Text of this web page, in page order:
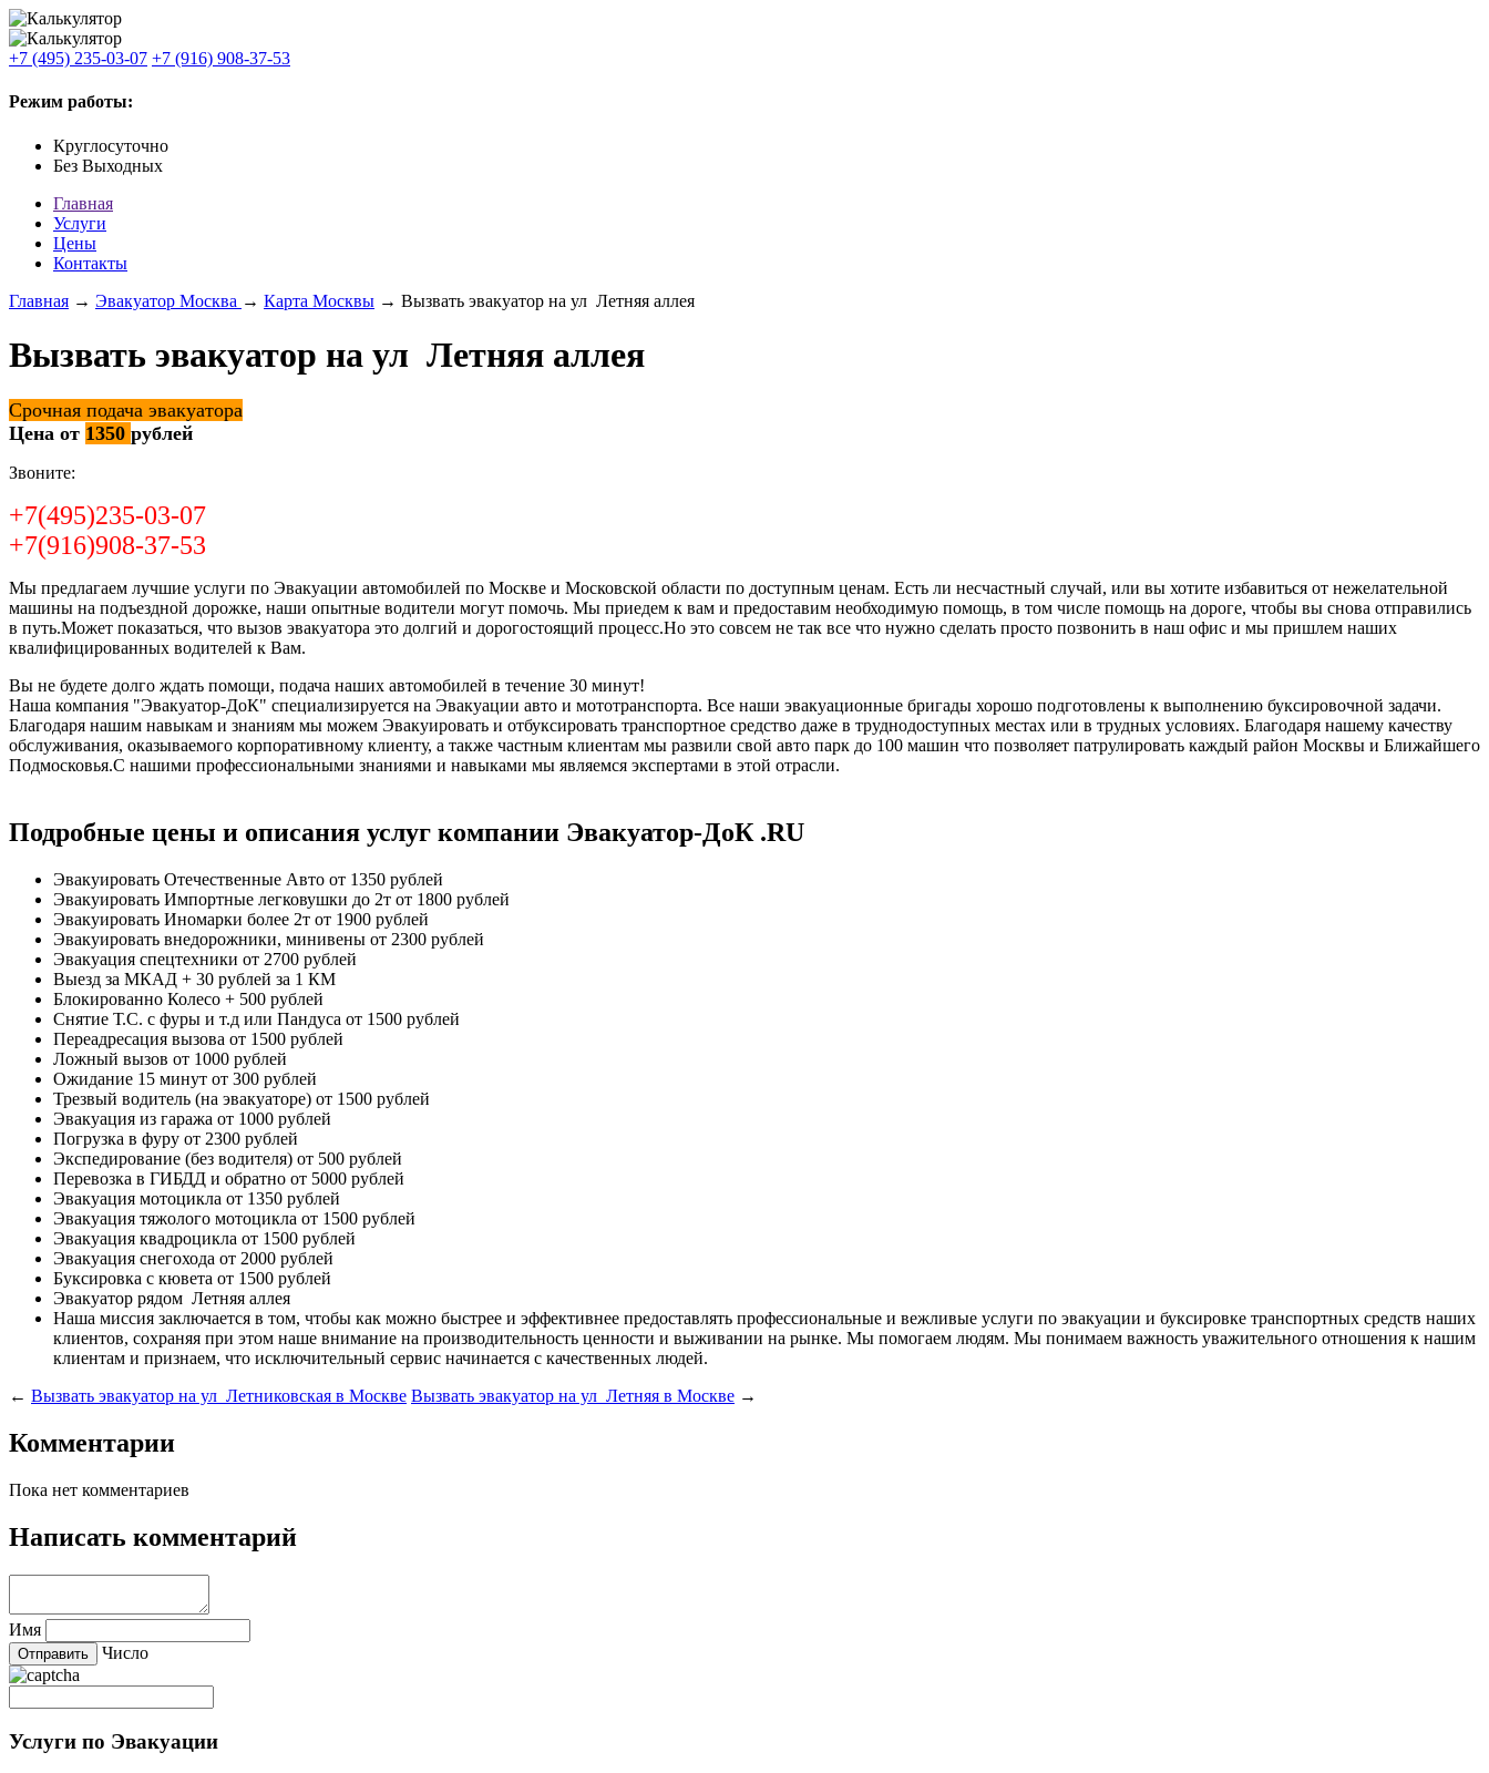
+7 (495) 235-03-07 +7 (916) 908-37-53
Режим работы:
Круглосуточно
Без Выходных
Главная
Услуги
Цены
Контакты
Главная → Эвакуатор Москва → Карта Москвы → Вызвать эвакуатор на ул Летняя аллея
Вызвать эвакуатор на ул Летняя аллея
Срочная подача эвакуатора
Цена от 1350 рублей
Звоните:
+7(495)235-03-07
+7(916)908-37-53
Мы предлагаем лучшие услуги по Эвакуации автомобилей по Москве и Московской области по доступным ценам. Есть ли несчастный случай, или вы хотите избавиться от нежелательной
машины на подъездной дорожке, наши опытные водители могут помочь. Мы приедем к вам и предоставим необходимую помощь, в том числе помощь на дороге, чтобы вы снова отправились
в путь.Может показаться, что вызов эвакуатора это долгий и дорогостоящий процесс.Но это совсем не так все что нужно сделать просто позвонить в наш офис и мы пришлем наших
квалифицированных водителей к Вам.
Вы не будете долго ждать помощи, подача наших автомобилей в течение 30 минут!
Наша компания "Эвакуатор-ДоК" специализируется на Эвакуации авто и мототранспорта. Все наши эвакуационные бригады хорошо подготовлены к выполнению буксировочной задачи.
Благодаря нашим навыкам и знаниям мы можем Эвакуировать и отбуксировать транспортное средство даже в труднодоступных местах или в трудных условиях. Благодаря нашему качеству
обслуживания, оказываемого корпоративному клиенту, а также частным клиентам мы развили свой авто парк до 100 машин что позволяет патрулировать каждый район Москвы и Ближайшего
Подмосковья.С нашими профессиональными знаниями и навыками мы являемся экспертами в этой отрасли.
Подробные цены и описания услуг компании Эвакуатор-ДоК .RU
Эвакуировать Отечественные Авто от 1350 рублей
Эвакуировать Импортные легковушки до 2т от 1800 рублей
Эвакуировать Иномарки более 2т от 1900 рублей
Эвакуировать внедорожники, минивены от 2300 рублей
Эвакуация спецтехники от 2700 рублей
Выезд за МКАД + 30 рублей за 1 КМ
Блокированно Колесо + 500 рублей
Снятие Т.С. с фуры и т.д или Пандуса от 1500 рублей
Переадресация вызова от 1500 рублей
Ложный вызов от 1000 рублей
Ожидание 15 минут от 300 рублей
Трезвый водитель (на эвакуаторе) от 1500 рублей
Эвакуация из гаража от 1000 рублей
Погрузка в фуру от 2300 рублей
Экспедирование (без водителя) от 500 рублей
Перевозка в ГИБДД и обратно от 5000 рублей
Эвакуация мотоцикла от 1350 рублей
Эвакуация тяжолого мотоцикла от 1500 рублей
Эвакуация квадроцикла от 1500 рублей
Эвакуация снегохода от 2000 рублей
Буксировка с кювета от 1500 рублей
Эвакуатор рядом Летняя аллея
Наша миссия заключается в том, чтобы как можно быстрее и эффективнее предоставлять профессиональные и вежливые услуги по эвакуации и буксировке транспортных средств наших
клиентов, сохраняя при этом наше внимание на производительность ценности и выживании на рынке. Мы помогаем людям. Мы понимаем важность уважительного отношения к нашим
клиентам и признаем, что исключительный сервис начинается с качественных людей.
← Вызвать эвакуатор на ул Летниковская в Москве Вызвать эвакуатор на ул Летняя в Москве →
Комментарии
Пока нет комментариев
Написать комментарий
Имя
Число
Услуги по Эвакуации